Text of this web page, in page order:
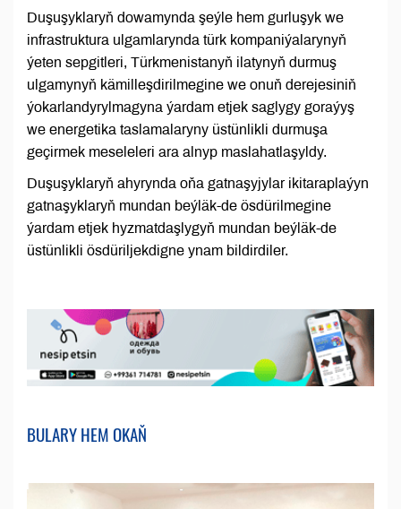
Duşuşyklaryň dowamynda şeýle hem gurluşyk we
infrastruktura ulgamlarynda türk kompaniýalarynyň
ýeten sepgitleri, Türkmenistanyň ilatynyň durmuş
ulgamynyň kämilleşdirilmegine we onuň derejesiniň
ýokarlandyrylmagyna ýardam etjek saglygy goraýyş
we energetika taslamalaryny üstünlikli durmuşa
geçirmek meseleleri ara alnyp maslahatlaşyldy.
Duşuşyklaryň ahyrynda oňa gatnaşyjylar ikitaraplaýyn
gatnaşyklaryň mundan beýläk-de ösdürilmegine
ýardam etjek hyzmatdaşlygyň mundan beýläk-de
üstünlikli ösdüriljekdigne ynam bildirdiler.
BULARY HEM OKAŇ